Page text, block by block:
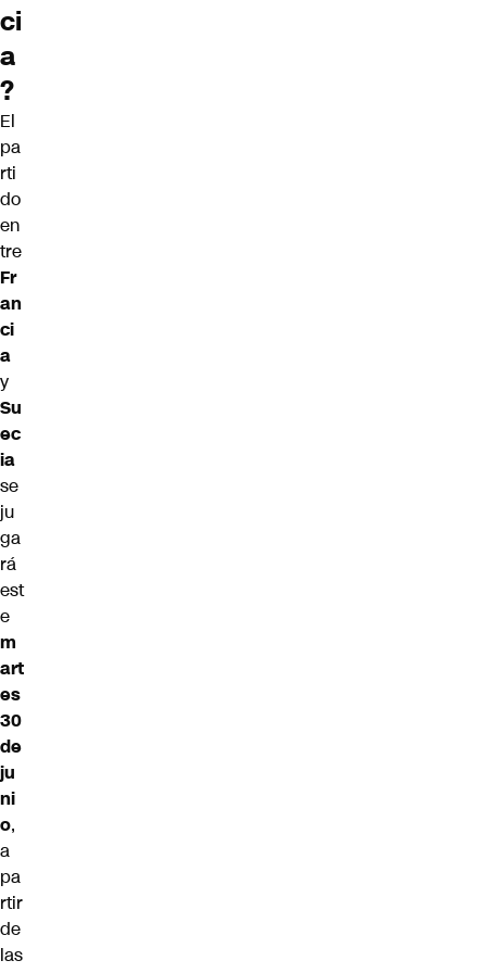
ci
a
?
El
pa
rti
do
en
tre
Fr
an
ci
a
y
Su
ec
ia
se
ju
ga
rá
est
e
m
art
es
30
de
ju
ni
o,
a
pa
rtir
de
las